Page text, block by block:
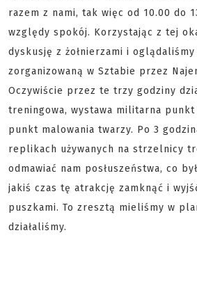
razem z nami, tak więc od 10.00 do
względy spokój. Korzystając z tej
dyskusję z żołnierzami i
zorganizowaną w Sztabie przez
Oczywiście przez te trzy godziny
treningowa, wystawa militarna
punkt malowania twarzy. Po 3
replikach używanych na strzelnicy
odmawiać nam posłuszeństwa, co
jakiś czas tę atrakcję zamknąć i
puszkami. To zresztą mieliśmy w
działaliśmy.